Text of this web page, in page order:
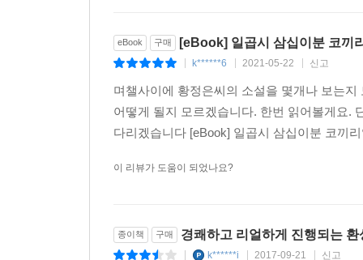
황정은의 환상이 지니고 있는 독특성은 명랑성
비애는 우리가 일상인으로서 살아감에 있어 어
그런 마음의 상태로부터, 즉 부조리한 세계
수용해버리려고 함으로써 마조히즘적인 명랑성
생겨난다.
평단에서 좋은 반응을 얻고 있는 작가이다.
eBook 구매 [eBook] 일곱시 삼십이분 코끼
k******6 2021-05-22 신고
며챌사이에 황정은씨의 소설을 몇개나 보는
어떻게 될지 모르겠습니다. 한번 읽어볼게요.
다리겠습니다 [eBook] 일곱시 삼십이분 코끼
이 리뷰가 도움이 되었나요?
종이책 구매 경쾌하고 리얼하게 진행되는
k******i 2017-09-21 신고